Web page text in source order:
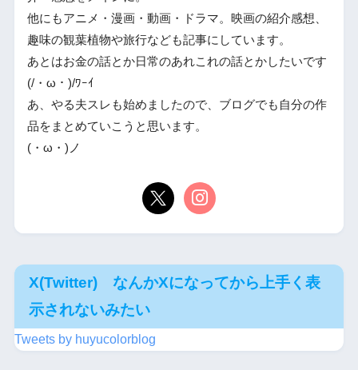
他にもアニメ・漫画・動画・ドラマ。映画の紹介感想、
趣味の観葉植物や旅行なども記事にしています。
あとはお金の話とか日常のあれこれの話とかしたいです
(/・ω・)/ﾜｰｲ
あ、やる夫スレも始めましたので、ブログでも自分の作
品をまとめていこうと思います。
(・ω・)ノ
X(Twitter) なんかXになってから上手く表
示されないみたい
Tweets by huyucolorblog